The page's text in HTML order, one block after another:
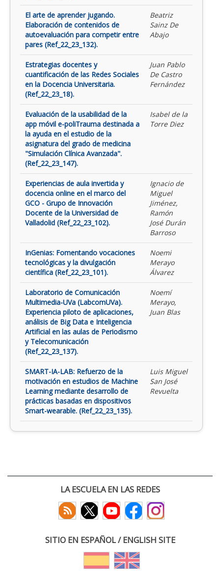
El arte de aprender jugando.
Elaboración de contenidos de
autoevaluación para competir entre
pares (Ref_22_23_132).
Beatriz
Sainz De
Abajo
Estrategias docentes y
cuantificación de las Redes Sociales
en la Docencia Universitaria.
(Ref_22_23_18).
Juan Pablo
De Castro
Fernández
Evaluación de la usabilidad de la
app móvil e-poliTrauma destinada a
la ayuda en el estudio de la
asignatura del grado de medicina
"Simulación Clínica Avanzada".
(Ref_22_23_147).
Isabel de la
Torre Diez
Experiencias de aula invertida y
docencia online en el marco del
GCO - Grupo de Innovación
Docente de la Universidad de
Valladolid (Ref_22_23_102).
Ignacio de
Miguel
Jiménez,
Ramón
José Durán
Barroso
InGenias: Fomentando vocaciones
tecnológicas y la divulgación
científica (Ref_22_23_101).
Noemi
Merayo
Álvarez
Laboratorio de Comunicación
Multimedia-UVa (LabcomUVa).
Experiencia piloto de aplicaciones,
análisis de Big Data e Inteligencia
Artificial en las aulas de Periodismo
y Telecomunicación
(Ref_22_23_137).
Noemí
Merayo,
Juan Blas
SMART-IA-LAB: Refuerzo de la
motivación en estudios de Machine
Learning mediante desarrollo de
prácticas basadas en dispositivos
Smart-wearable. (Ref_22_23_135).
Luis Miguel
San José
Revuelta
LA ESCUELA EN LAS REDES
SITIO EN ESPAÑOL / ENGLISH SITE